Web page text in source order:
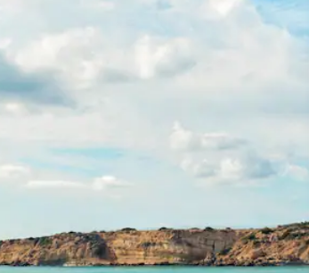
عن طريق اللمس أو السحب.